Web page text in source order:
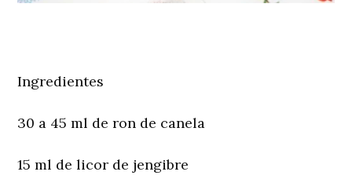
Ingredientes
30 a 45 ml de ron de canela
15 ml de licor de jengibre